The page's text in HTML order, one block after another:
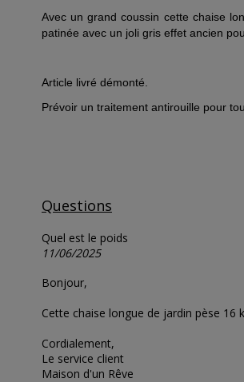
Avec un grand coussin cette chaise
patinée avec un joli gris effet ancien
Article livré démonté.
Prévoir un traitement antirouille pour
Questions
Quel est le poids
11/06/2025
Bonjour,
Cette chaise longue de jardin pèse 16
Cordialement,
Le service client
Maison d'un Rêve